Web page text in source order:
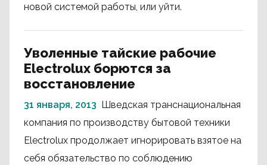
новой системой работы, или уйти.
Уволенные тайские рабочие
Electrolux борются за
восстановление
31 января, 2013 Шведская транснациональная
компания по производству бытовой техники
Electrolux продолжает игнорировать взятое на
себя обязательство по соблюдению